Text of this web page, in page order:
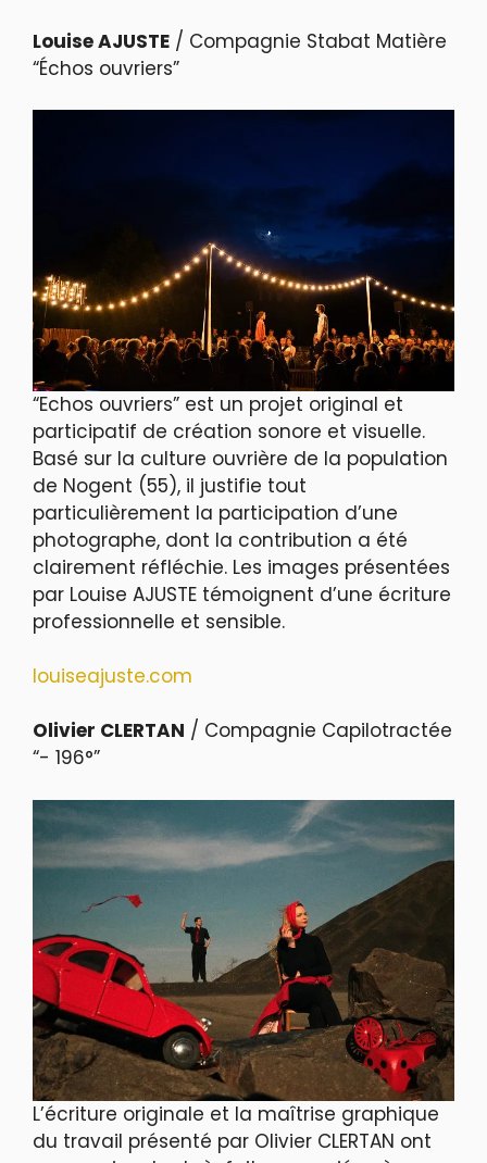
Louise AJUSTE / Compagnie Stabat Matière
“Échos ouvriers”
“Echos ouvriers” est un projet original et
participatif de création sonore et visuelle.
Basé sur la culture ouvrière de la population
de Nogent (55), il justifie tout
particulièrement la participation d’une
photographe, dont la contribution a été
clairement réfléchie. Les images présentées
par Louise AJUSTE témoignent d’une écriture
professionnelle et sensible.
louiseajuste.com
Olivier CLERTAN / Compagnie Capilotractée
“- 196°”
L’écriture originale et la maîtrise graphique
du travail présenté par Olivier CLERTAN ont